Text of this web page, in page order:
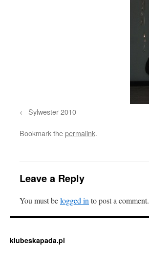
Sylwester 2010
Bookmark thepermalink.
Leave a Reply
You must belogged in to post a comment.
klubeskapada.pl